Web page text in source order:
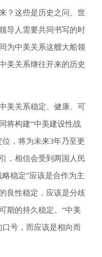
？这些是历史之问、世
导人需要共同书写的时
为中美关系这艘大船领
美关系继往开来的历史
美关系稳定、健康、可
将构建“中美建设性战
，将为未来3年乃至更
，相信会受到两国人民
稳定”应该是合作为主
良性稳定，应该是分歧
期的持久稳定。“中美
号，而应该是相向而